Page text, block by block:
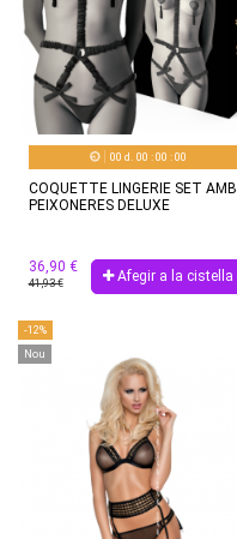
00 d. 00 :00 :00
COQUETTE LINGERIE SET AMB
PEIXONERES DELUXE
36,90 €
41,93 € Afegir a la cistella
-12%
Nou